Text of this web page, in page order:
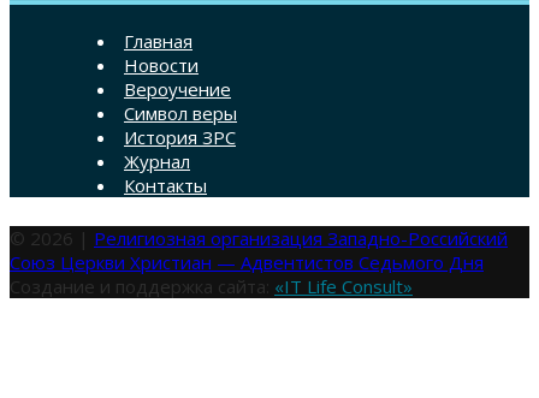
Главная
Новости
Вероучение
Символ веры
История ЗРС
Журнал
Контакты
© 2026 | Религиозная организация Западно-Российский
Союз Церкви Христиан — Адвентистов Седьмого Дня
Создание и поддержка сайта: «IT Life Consult»